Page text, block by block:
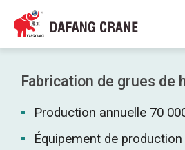
Fabrication de grues de
Production annuelle 70
Équipement de
Bahasa Indonesia
Bahasa Melayu
Tiếng Việt
简体中文
فارسی
Pilipino